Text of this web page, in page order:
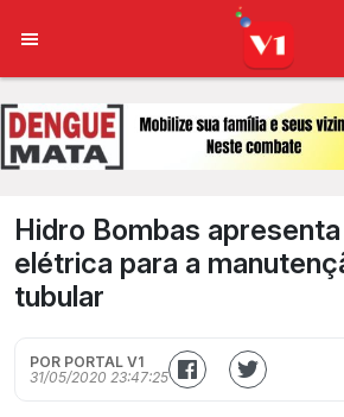
Hidro Bombas
elétrica para a
tubular
POR PORTAL V1
31/05/2020 23:47:25